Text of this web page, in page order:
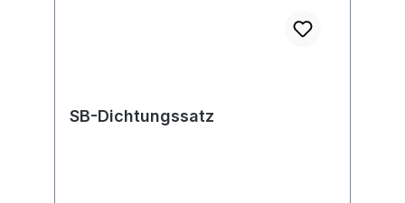
SB-Dichtungssatz